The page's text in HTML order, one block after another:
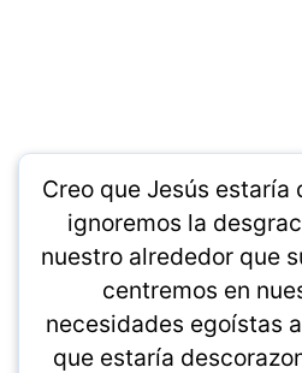
Creo que Jesús
ignoremos la
nuestro alrededor que
centremos en
necesidades egoístas
que estaría